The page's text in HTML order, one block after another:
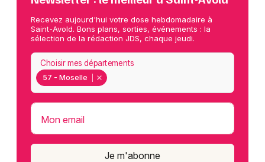
Recevez aujourd'hui votre dose hebdomadaire à
Saint-Avold. Bons plans, sorties, événements : la
sélection de la rédaction JDS, chaque jeudi.
57 - Moselle
Choisir mes départements
Mon email
Je m'abonne